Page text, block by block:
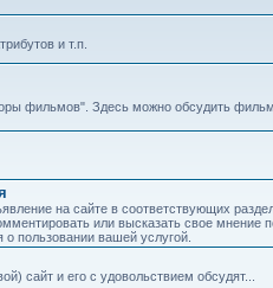
и т.п.
фильмов". Здесь можно обсудить
на сайте в соответствующих
или высказать свое мнение
пользовании вашей услугой.
сайт и его с удовольствием обсудят...